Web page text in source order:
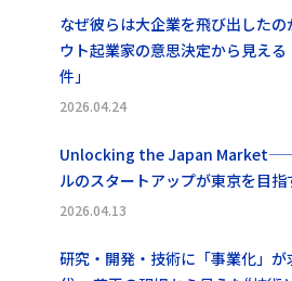
なぜ彼らは大企業を飛び出したの
ウト起業家の意思決定から見える
件」
2026.04.24
Unlocking the Japan
ルのスタートアップが東京を目指
2026.04.13
研究・開発・技術に「事業化」